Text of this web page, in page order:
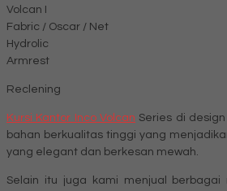
Volcan I
Fabric / Oscar / Net
Hydrolic
Armrest
Reclening
Kursi Kantor Inco Volcan Series di
bahan berkualitas tinggi yang
yang elegant dan berkesan mewah.
Selain itu juga kami menjual berbagai